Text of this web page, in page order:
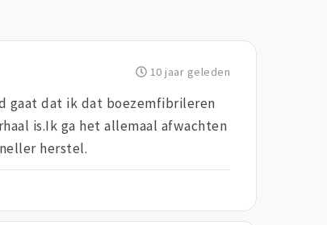
10 jaar geleden
gaat dat ik dat boezemfibrileren
is.Ik ga het allemaal afwachten
herstel.